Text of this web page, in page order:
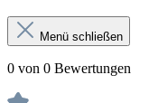
Menü schließen
0 von 0 Bewertungen